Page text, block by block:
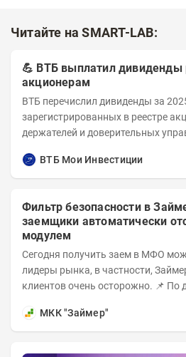
Читайте на SMART-LAB:
💪 ВТБ выплатил
акционерам
ВТБ перечислил дивиденды за
зарегистрированных в реестре
держателей и доверительных
ВТБ Мои Инвестиции
Фильтр безопасности в
заемщики автоматически
модулем
Сегодня получить заем в МФО
лидеры рынка, в частности,
клиентов очень осторожно. 📌 По данным с начала 2026
МКК "Займер"